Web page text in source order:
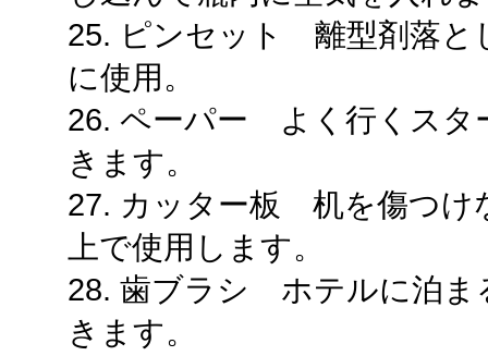
25. ピンセット 離型剤落と
に使用。
26. ペーパー よく行くスタ
きます。
27. カッター板 机を傷つけ
上で使用します。
28. 歯ブラシ ホテルに泊ま
きます。